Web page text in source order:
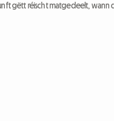
gëtt réischt matgedeelt, wann